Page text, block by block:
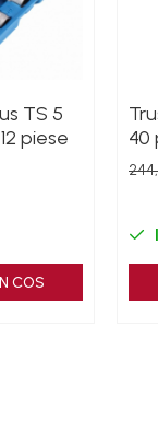
TS 5
piese
COS
40